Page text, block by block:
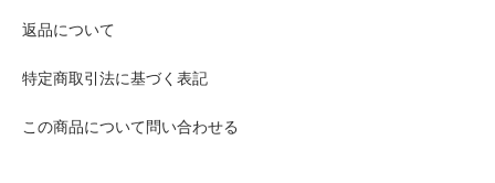
返品について
特定商取引法に基づく表記
この商品について問い合わせる